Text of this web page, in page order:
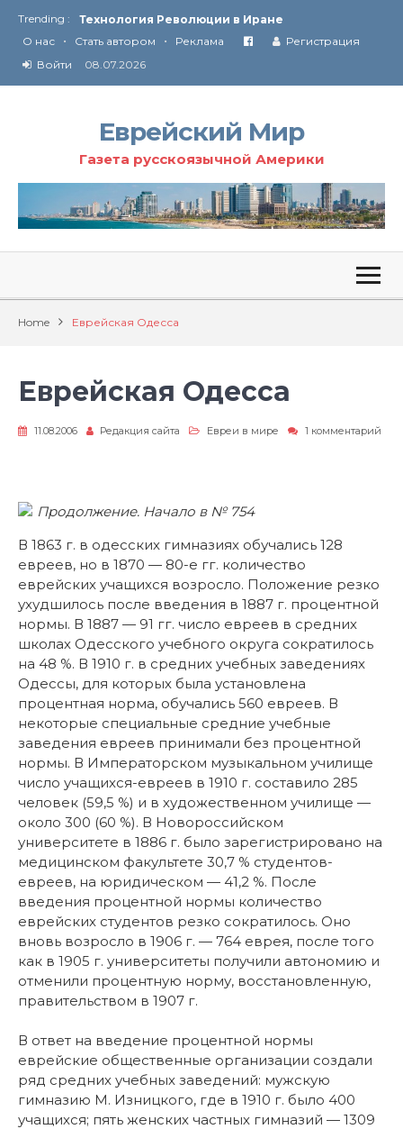
Trending :
Технология Революции в Иране
От Ирана до Ливана и Газы
О нас • Стать автором • Реклама
Регистрация
Войти
08.07.2026
Еврейский Мир
Газета русскоязычной Америки
Home Еврейская Одесса
Еврейская Одесса
11.08.2006 Редакция сайта Евреи в мире
1 комментарий
Продолжение. Начало в № 754
В 1863 г. в одесских гимназиях обучались 128
евреев, но в 1870 — 80-е гг. количество
еврейских учащихся возросло. Положение резко
ухудшилось после введения в 1887 г. процентной
нормы. В 1887 — 91 гг. число евреев в средних
школах Одесского учебного округа сократилось
на 48 %. В 1910 г. в средних учебных заведениях
Одессы, для которых была установлена
процентная норма, обучались 560 евреев. В
некоторые специальные средние учебные
заведения евреев принимали без процентной
нормы. В Императорском музыкальном училище
число учащихся-евреев в 1910 г. составило 285
человек (59,5 %) и в художественном училище —
около 300 (60 %). В Новороссийском
университете в 1886 г. было зарегистрировано на
медицинском факультете 30,7 % студентов-
евреев, на юридическом — 41,2 %. После
введения процентной нормы количество
еврейских студентов резко сократилось. Оно
вновь возросло в 1906 г. — 764 еврея, после того
как в 1905 г. университеты получили автономию и
отменили процентную норму, восстановленную,
правительством в 1907 г.
В ответ на введение процентной нормы
еврейские общественные организации создали
ряд средних учебных заведений: мужскую
гимназию М. Изницкого, где в 1910 г. было 400
учащихся; пять женских частных гимназий — 1309